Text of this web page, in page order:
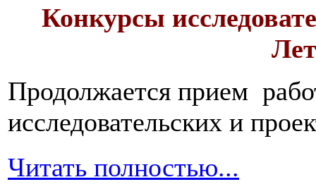
Конкурсы
Продолжается прием
исследовательских и
Читать полностью...